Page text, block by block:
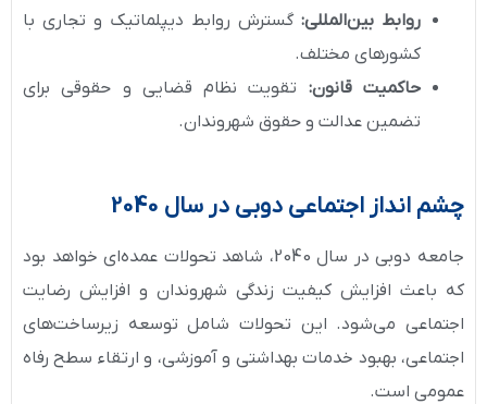
روابط بین‌المللی:گسترش روابط دیپلماتیک و تجاری با
کشورهای مختلف.
حاکمیت قانون:تقویت نظام قضایی و حقوقی برای
تضمین عدالت و حقوق شهروندان.
چشم انداز اجتماعی دوبی در سال 2040
جامعه دوبی در سال 2040، شاهد تحولات عمده‌ای خواهد بود
که باعث افزایش کیفیت زندگی شهروندان و افزایش رضایت
اجتماعی می‌شود. این تحولات شامل توسعه زیرساخت‌های
اجتماعی، بهبود خدمات بهداشتی و آموزشی، و ارتقاء سطح رفاه
عمومی است.